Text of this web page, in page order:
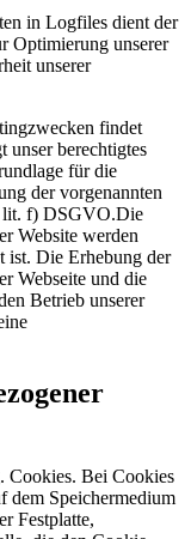
in Logfiles dient der
Optimierung unserer
unserer
findet
unser berechtigtes
für die
der vorgenannten
lit. f) DSGVO.Die
Website werden
ist. Die Erhebung der
Webseite und die
Betrieb unserer
Cookies. Bei Cookies
dem Speichermedium
Festplatte,